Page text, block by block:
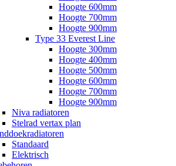
Hoogte 600mm
Hoogte 700mm
Hoogte 900mm
Type 33 Everest Line
Hoogte 300mm
Hoogte 400mm
Hoogte 500mm
Hoogte 600mm
Hoogte 700mm
Hoogte 900mm
Niva radiatoren
Stelrad vertax plan
Standaard
Elektrisch